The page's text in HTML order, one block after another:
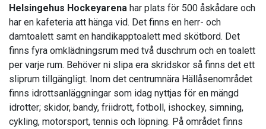
Helsingehus Hockeyarena har plats för 500 åskådare och
har en kafeteria att hänga vid. Det finns en herr- och
damtoalett samt en handikapptoalett med skötbord. Det
finns fyra omklädningsrum med två duschrum och en toalett
per varje rum. Behöver ni slipa era skridskor så finns det ett
sliprum tillgängligt. Inom det centrumnära Hällåsenområdet
finns idrottsanläggningar som idag nyttjas för en mängd
idrotter; skidor, bandy, friidrott, fotboll, ishockey, simning,
cykling, motorsport, tennis och löpning. På området finns